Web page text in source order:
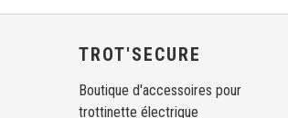
TROT'SECURE
Boutique d'accessoires pour
trottinette électrique